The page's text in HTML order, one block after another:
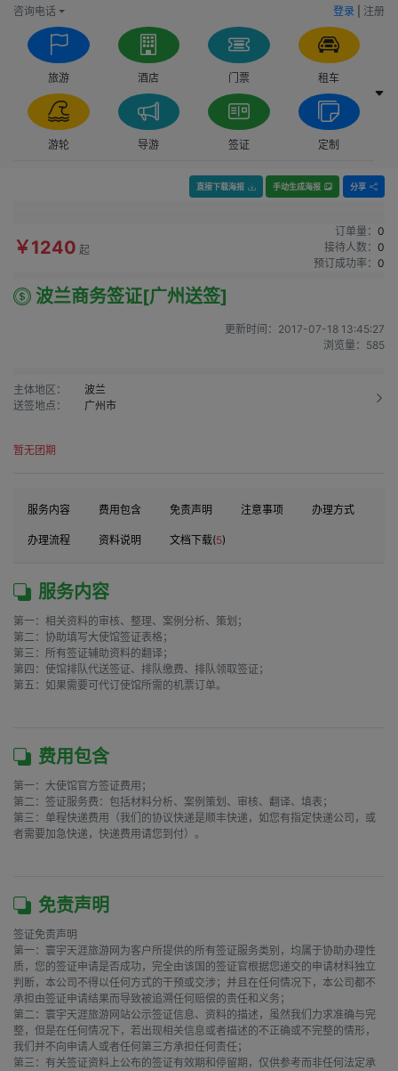
咨询电话 登录 注册
旅游 酒店 门票 租车
游轮 导游 签证 定制
直接下载海报 手动生成海报 分享
￥1240 起
订单量： 0
接待人数： 0
预订成功率： 0
波兰商务签证[广州送签]
更新时间： 2017-07-18 13:45:27
浏览量： 585
主体地区：
波兰
送签地点：
广州市
暂无团期
服务内容 费用包含 免责声明 注意事项 办理方式
办理流程 资料说明 文档下载(5)
服务内容
第一：相关资料的审核、整理、案例分析、策划；
第二：协助填写大使馆签证表格；
第三：所有签证辅助资料的翻译；
第四：使馆排队代送签证、排队缴费、排队领取签证；
第五：如果需要可代订使馆所需的机票订单。
费用包含
第一：大使馆官方签证费用；
第二：签证服务费：包括材料分析、案例策划、审核、翻译、填表；
第三：单程快递费用（我们的协议快递是顺丰快递，如您有指定快递公司，或
者需要加急快递，快递费用请您到付）。
免责声明
签证免责声明
第一：寰宇天涯旅游网为客户所提供的所有签证服务类别，均属于协助办理性
质，您的签证申请是否成功，完全由该国的签证官根据您递交的申请材料独立
判断，本公司不得以任何方式的干预或交涉；并且在任何情况下，本公司都不
承担由签证申请结果而导致被追溯任何赔偿的责任和义务；
第二：寰宇天涯旅游网站公示签证信息、资料的描述，虽然我们力求准确与完
整，但是在任何情况下，若出现相关信息或者描述的不正确或不完整的情形，
我们并不向申请人或者任何第三方承担任何责任；
第三：有关签证资料上公布的签证有效期和停留期，仅供参考而非任何法定承